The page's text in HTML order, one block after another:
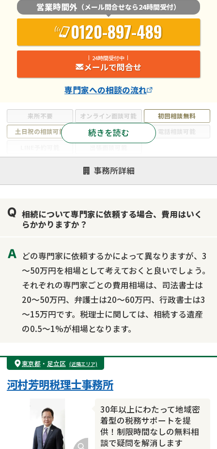
来所不要 オンライン面談可能
初回相談無料
土日祝の相談可能
19時以降電話可能
電話相談可能
遺言書作成・遺言執行
相続放棄
相続登記
相続手続き
銀行手続き
家族信託
成年後見・任意後見
相続トラブル
続きを読む
営業時間外 （メール問合せなら24時間受付）
0120-897-489
24時間受付中
メールで問合せ
専門家への相談の流れ
事務所詳細
相続について専門家に依頼する場合、費用はいく
らかかりますか？
どの専門家に依頼するかによって異なりますが、3
～50万円を相場として考えておくと良いでしょう。
それぞれの専門家ごとの費用相場は、司法書士は
20～50万円、弁護士は20～60万円、行政書士は3
～15万円です。税理士に関しては、相続する遺産
の0.5～1%が相場となります。
東京都 ・ 足立区 (近隣エリア)
30年以上にわたって地域密
着型の税務サポートを提
供！制限時間なしの無料相
談で疑問を解消します
河村芳明税理士事務所